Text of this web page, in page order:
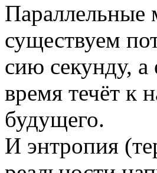
существуем
сию секунду,
время течёт к
будущего.
И энтропия